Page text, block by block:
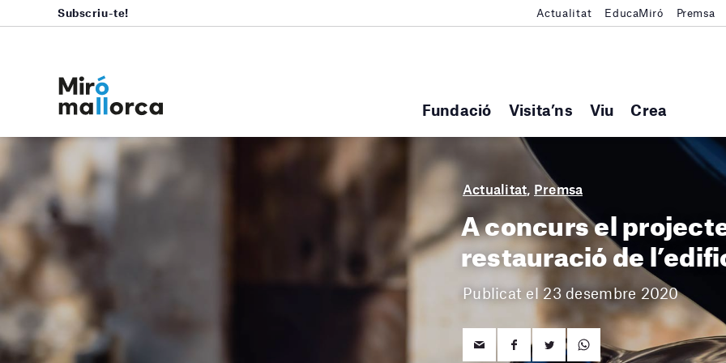
Fundació Visita’ns Viu Crea
Subscriu-te! Actualitat EducaMiró Premsa
Actualitat, Premsa
A concurs el
restauració de
Publicat el 23 desembre 2020